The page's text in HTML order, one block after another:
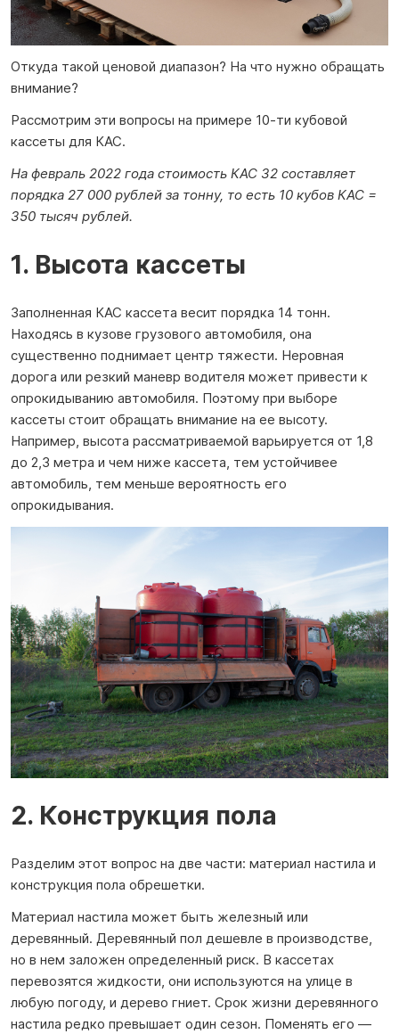
Откуда такой ценовой диапазон? На что нужно обращать
внимание?
Рассмотрим эти вопросы на примере 10-ти кубовой
кассеты для КАС.
На февраль 2022 года стоимость КАС 32 составляет
порядка 27 000 рублей за тонну, то есть 10 кубов КАС =
350 тысяч рублей.
1. Высота кассеты
Заполненная КАС кассета весит порядка 14 тонн.
Находясь в кузове грузового автомобиля, она
существенно поднимает центр тяжести. Неровная
дорога или резкий маневр водителя может привести к
опрокидыванию автомобиля. Поэтому при выборе
кассеты стоит обращать внимание на ее высоту.
Например, высота рассматриваемой варьируется от 1,8
до 2,3 метра и чем ниже кассета, тем устойчивее
автомобиль, тем меньше вероятность его
опрокидывания.
2. Конструкция пола
Разделим этот вопрос на две части: материал настила и
конструкция пола обрешетки.
Материал настила может быть железный или
деревянный. Деревянный пол дешевле в производстве,
но в нем заложен определенный риск. В кассетах
перевозятся жидкости, они используются на улице в
любую погоду, и дерево гниет. Срок жизни деревянного
настила редко превышает один сезон. Поменять его —